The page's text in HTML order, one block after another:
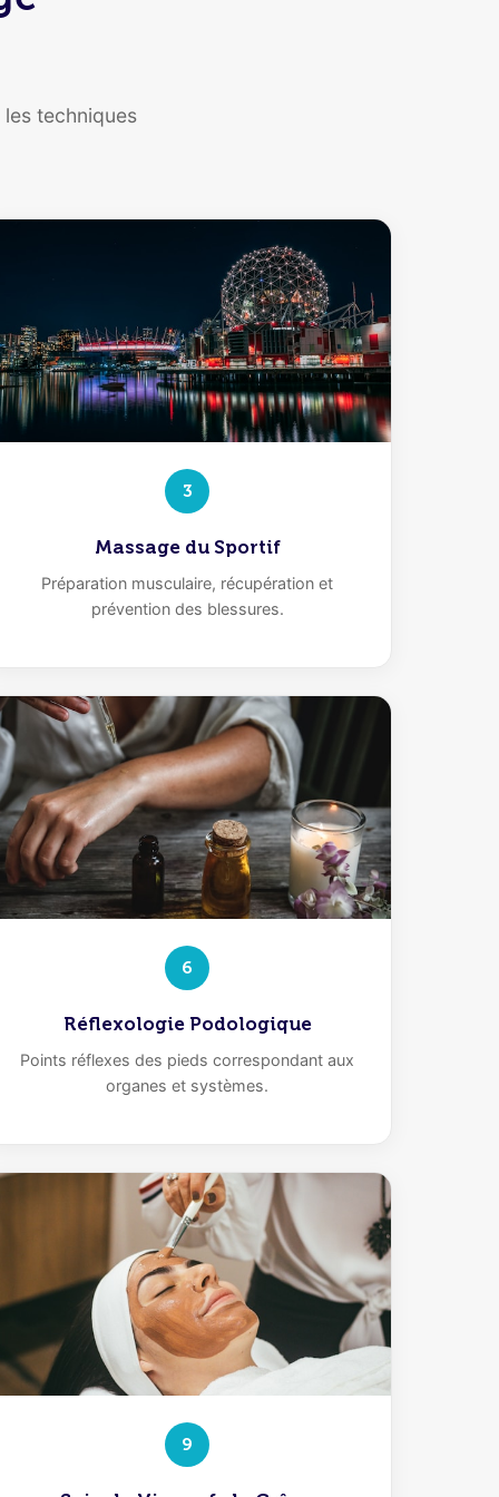
techniques
3
Massage du Sportif
Préparation musculaire, récupération et
prévention des blessures.
6
Réflexologie Podologique
Points réflexes des pieds correspondant aux
organes et systèmes.
9